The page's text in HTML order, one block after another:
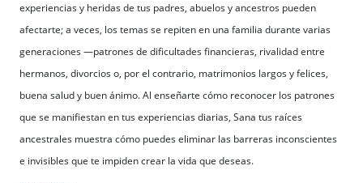
experiencias y heridas de tus padres, abuelos y ancestros pueden
afectarte; a veces, los temas se repiten en una familia durante varias
generaciones —patrones de dificultades financieras, rivalidad entre
hermanos, divorcios o, por el contrario, matrimonios largos y felices,
buena salud y buen ánimo. Al enseñarte cómo reconocer los patrones
que se manifiestan en tus experiencias diarias, Sana tus raíces
ancestrales muestra cómo puedes eliminar las barreras inconscientes
e invisibles que te impiden crear la vida que deseas.